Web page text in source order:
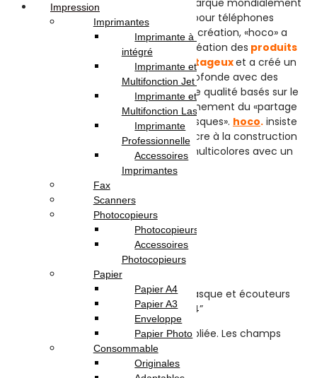
connue de pièces détachées pour téléphones
numériques et mobiles.Depuis sa création, «hoco» a
toujours adhéré au principe de la création des produits
de haute qualité à des prix avantageuxet a créé un
écosystème de coopération profonde avec des
fournisseurs et des canaux de haute qualité basés sur le
concept de la chaîne d’approvisionnement du «partage
des avantages, nous prenons des risques». hoco. insiste
la qualité d’abord et se consacre à la construction
de produits simples, pratiques et multicolores avec un
style jeu.
Avis (0)
There are no reviews yet.
Be the first to review “Pack 2-en-1: Casque et écouteurs
filaire avec microphone – HOCO W24”
Votre adresse e-mail ne sera pas publiée. Les champs
obligatoires sont indiqués avec
Impression
Imprimantes
Imprimante à Réservoir
intégré
Imprimante et
Multifonction Jet d’encre
Imprimante et
Multifonction Laser
Imprimante
Professionnelle
Accessoires
Imprimantes
Fax
Scanners
Photocopieurs
Photocopieurs A4 | A3
Accessoires
Photocopieurs
Papier
Papier A4
Papier A3
Enveloppe
Papier Photo
Consommable
Originales